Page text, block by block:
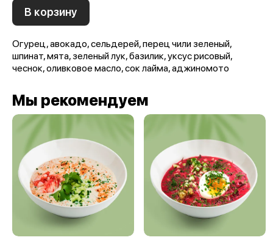
В корзину
Огурец, авокадо, сельдерей, перец чили зеленый,
шпинат, мята, зеленый лук, базилик, уксус рисовый,
чеснок, оливковое масло, сок лайма, аджиномото
Мы рекомендуем